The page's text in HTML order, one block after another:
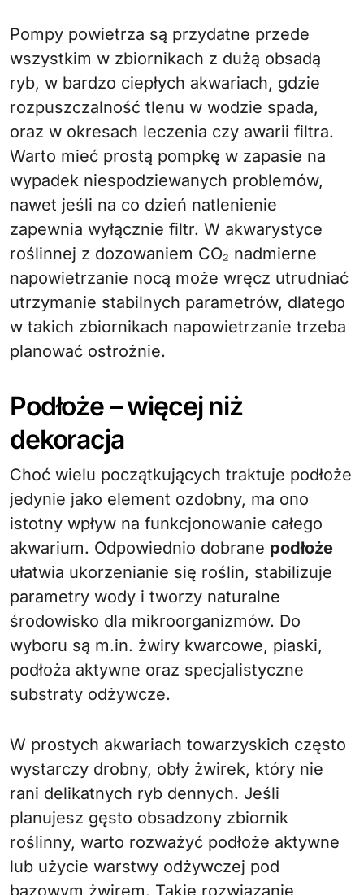
Pompy powietrza są przydatne przede
wszystkim w zbiornikach z dużą obsadą
ryb, w bardzo ciepłych akwariach, gdzie
rozpuszczalność tlenu w wodzie spada,
oraz w okresach leczenia czy awarii filtra.
Warto mieć prostą pompkę w zapasie na
wypadek niespodziewanych problemów,
nawet jeśli na co dzień natlenienie
zapewnia wyłącznie filtr. W akwarystyce
roślinnej z dozowaniem CO₂ nadmierne
napowietrzanie nocą może wręcz utrudniać
utrzymanie stabilnych parametrów, dlatego
w takich zbiornikach napowietrzanie trzeba
planować ostrożnie.
Podłoże – więcej niż
dekoracja
Choć wielu początkujących traktuje podłoże
jedynie jako element ozdobny, ma ono
istotny wpływ na funkcjonowanie całego
akwarium. Odpowiednio dobrane podłoże
ułatwia ukorzenianie się roślin, stabilizuje
parametry wody i tworzy naturalne
środowisko dla mikroorganizmów. Do
wyboru są m.in. żwiry kwarcowe, piaski,
podłoża aktywne oraz specjalistyczne
substraty odżywcze.
W prostych akwariach towarzyskich często
wystarczy drobny, obły żwirek, który nie
rani delikatnych ryb dennych. Jeśli
planujesz gęsto obsadzony zbiornik
roślinny, warto rozważyć podłoże aktywne
lub użycie warstwy odżywczej pod
bazowym żwirem. Takie rozwiązanie